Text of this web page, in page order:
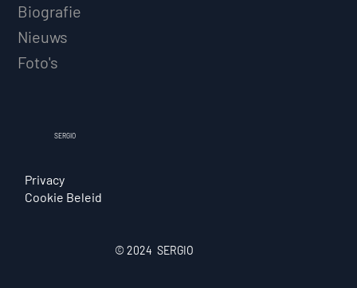
Biografie
Nieuws
Foto's
SERGIO
Privacy
Cookie Beleid
© 2024 SERGIO